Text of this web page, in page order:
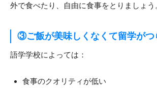
外で食べたり、自由に食事をとりましょう
③ご飯が美味しくなくて留学がつ
語学学校によっては：
食事のクオリティが低い